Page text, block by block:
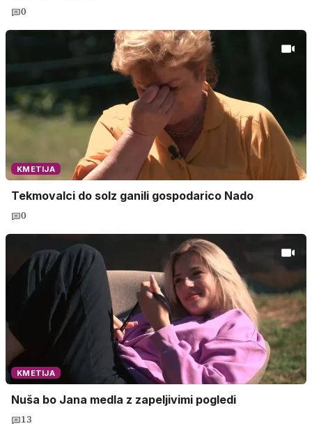
0
KMETIJA
Tekmovalci do solz ganili gospodarico Nado
0
KMETIJA
Nuša bo Jana medla z zapeljivimi pogledi
13